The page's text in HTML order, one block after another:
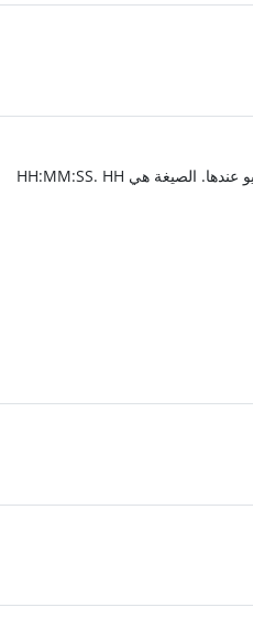
أدخِل الطوابع الزمنية للمقاطع التي تريد قص الفيديو عندها. الصيغة هي HH:MM:SS. HH